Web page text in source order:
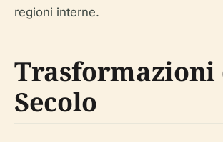
regioni interne.
Trasformazioni
Secolo